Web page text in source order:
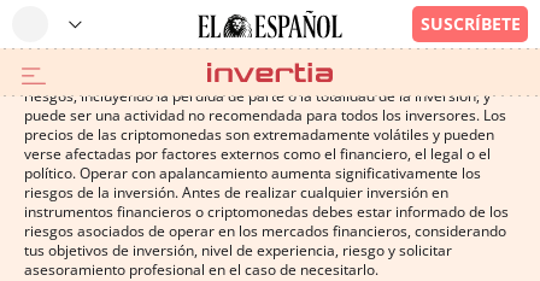
Operar con instrumentos financieros o criptomonedas conlleva altos
riesgos, incluyendo la pérdida de parte o la totalidad de la inversión, y
puede ser una actividad no recomendada para todos los inversores. Los
precios de las criptomonedas son extremadamente volátiles y pueden
verse afectadas por factores externos como el financiero, el legal o el
político. Operar con apalancamiento aumenta significativamente los
riesgos de la inversión. Antes de realizar cualquier inversión en
instrumentos financieros o criptomonedas debes estar informado de los
riesgos asociados de operar en los mercados financieros, considerando
tus objetivos de inversión, nivel de experiencia, riesgo y solicitar
asesoramiento profesional en el caso de necesitarlo.